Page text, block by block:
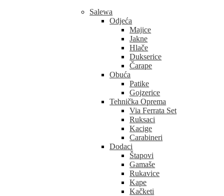
Salewa
Odjeća
Majice
Jakne
Hlače
Dukserice
Čarape
Obuća
Patike
Gojzerice
Tehnička Oprema
Via Ferrata Set
Ruksaci
Kacige
Carabineri
Dodaci
Štapovi
Gamaše
Rukavice
Kape
Kačketi